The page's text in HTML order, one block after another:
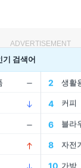
ADVERTISEMENT